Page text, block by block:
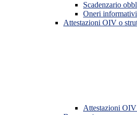
Scadenzario
Oneri
Attestazioni OIV o
Attestazioni OIV